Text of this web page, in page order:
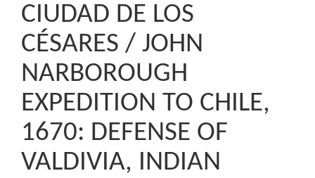
CIUDAD DE LOS
CÉSARES / JOHN
NARBOROUGH
EXPEDITION TO CHILE,
1670: DEFENSE OF
VALDIVIA, INDIAN